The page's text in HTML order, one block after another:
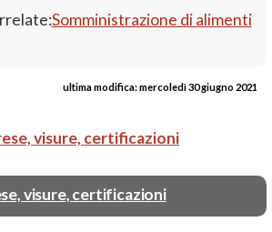
Somministrazione di alimenti
ultima modifica:mercoledì 30 giugno 2021
visure, certificazioni
visure, certificazioni